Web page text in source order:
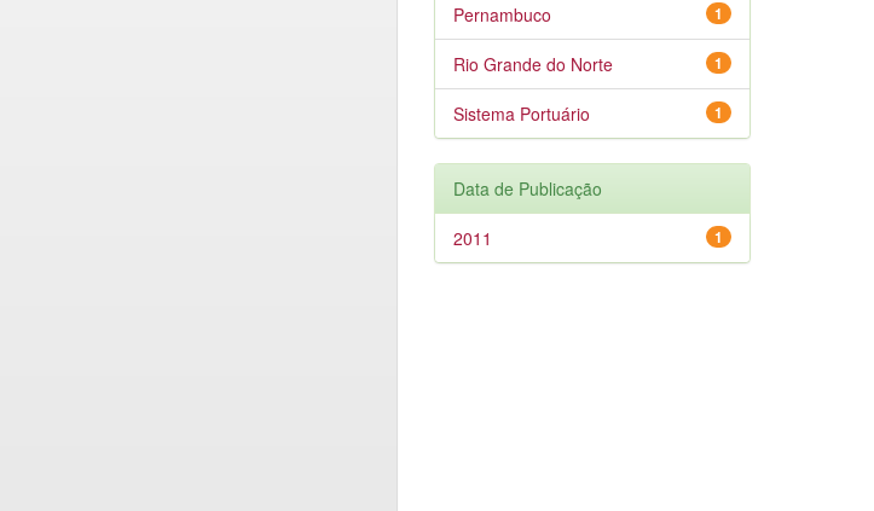
1
Pernambuco
1
Rio Grande do Norte
1
Sistema Portuário
Data de Publicação
1
2011